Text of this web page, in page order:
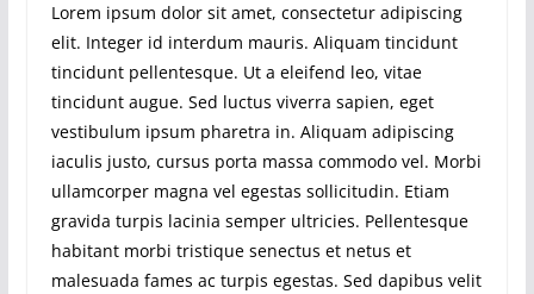
Lorem ipsum dolor sit amet, consectetur adipiscing
elit. Integer id interdum mauris. Aliquam tincidunt
tincidunt pellentesque. Ut a eleifend leo, vitae
tincidunt augue. Sed luctus viverra sapien, eget
vestibulum ipsum pharetra in. Aliquam adipiscing
iaculis justo, cursus porta massa commodo vel. Morbi
ullamcorper magna vel egestas sollicitudin. Etiam
gravida turpis lacinia semper ultricies. Pellentesque
habitant morbi tristique senectus et netus et
malesuada fames ac turpis egestas. Sed dapibus velit